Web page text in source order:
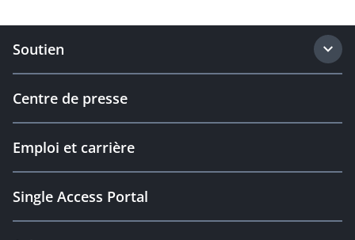
Soutien
Centre de presse
Emploi et carrière
Single Access Portal